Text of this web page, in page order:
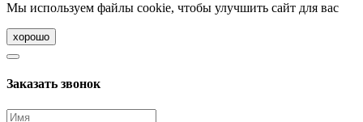
Мы используем файлы cookie, чтобы улучшить сайт для вас
хорошо
Заказать звонок